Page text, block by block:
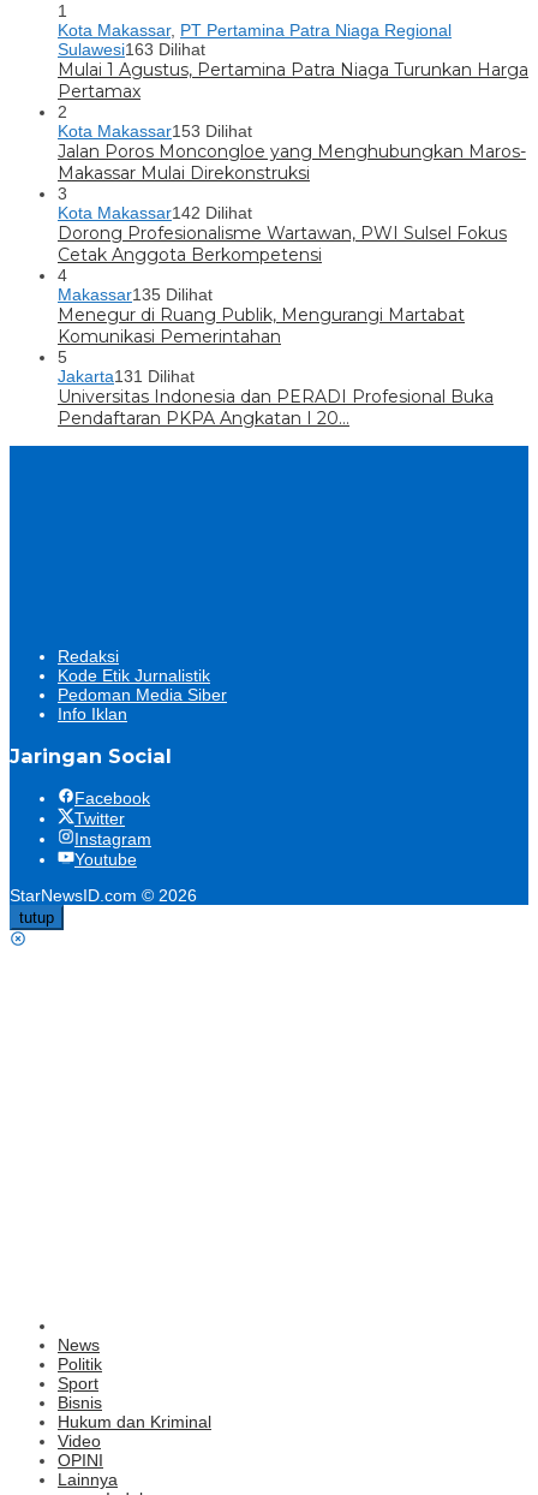
1
Kota Makassar, PT Pertamina Patra Niaga Regional
Sulawesi163 Dilihat
Mulai 1 Agustus, Pertamina Patra Niaga Turunkan Harga
Pertamax
2
Kota Makassar153 Dilihat
Jalan Poros Moncongloe yang Menghubungkan Maros-
Makassar Mulai Direkonstruksi
3
Kota Makassar142 Dilihat
Dorong Profesionalisme Wartawan, PWI Sulsel Fokus
Cetak Anggota Berkompetensi
4
Makassar135 Dilihat
Menegur di Ruang Publik, Mengurangi Martabat
Komunikasi Pemerintahan
5
Jakarta131 Dilihat
Universitas Indonesia dan PERADI Profesional Buka
Pendaftaran PKPA Angkatan I 20…
Redaksi
Kode Etik Jurnalistik
Pedoman Media Siber
Info Iklan
Jaringan Social
Facebook
Twitter
Instagram
Youtube
StarNewsID.com © 2026
tutup
News
Politik
Sport
Bisnis
Hukum dan Kriminal
Video
OPINI
Lainnya